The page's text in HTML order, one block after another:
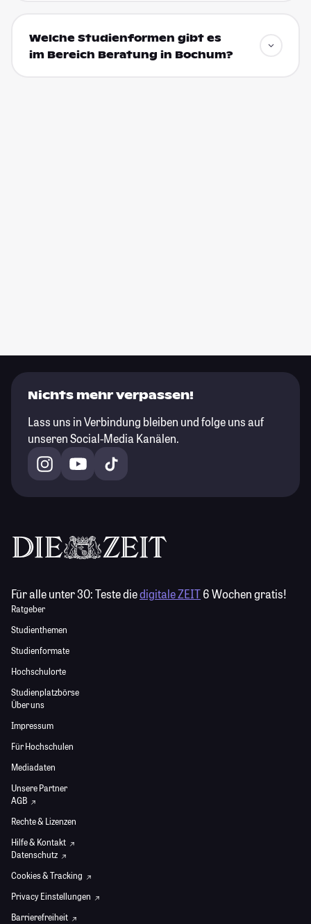
Welche Studienformen gibt es
im Bereich Beratung in Bochum?
Nichts mehr verpassen!
Lass uns in Verbindung bleiben und folge uns auf
unseren Social-Media Kanälen.
Für alle unter 30:Teste diedigitale ZEIT6 Wochen gratis!
Ratgeber
Studienthemen
Studienformate
Hochschulorte
Studienplatzbörse
Über uns
Impressum
Für Hochschulen
Mediadaten
Unsere Partner
AGB
Rechte & Lizenzen
Hilfe & Kontakt
Datenschutz
Cookies & Tracking
Privacy Einstellungen
Barrierefreiheit